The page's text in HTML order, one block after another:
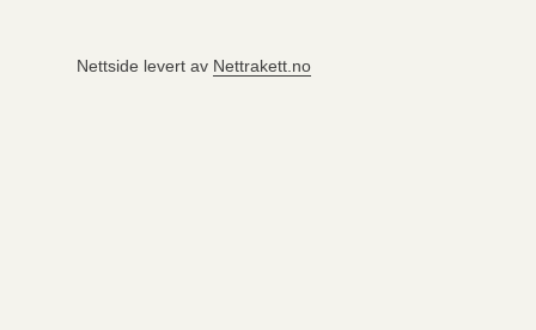
Nettside levert av Nettrakett.no